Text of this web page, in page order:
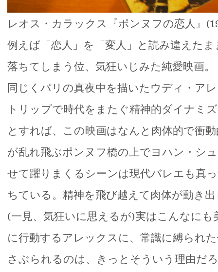
レオス・カラックス『ポンヌフの恋人』
例えば「恋人」を「変人」と読み違えた
落ちてしまう位、気狂いじみた純愛映画。
同じくパリの真夜中を描いたウディ・ア
トリップで時代をまたぐ精神的ダイナミ
とすれば、この映画はなんと肉体的で衝
が乱れ飛ぶポンヌフ橋の上でヨハン・シ
せて躍りまくるシーンは現代バレエも真
ちている。精神を飛び越えて肉体が動き
(一見、気狂いに思えるが)実はこんなに
に行動するアレックスに、常識に縛られ
さぶられるのは、きっとそういう理由だ